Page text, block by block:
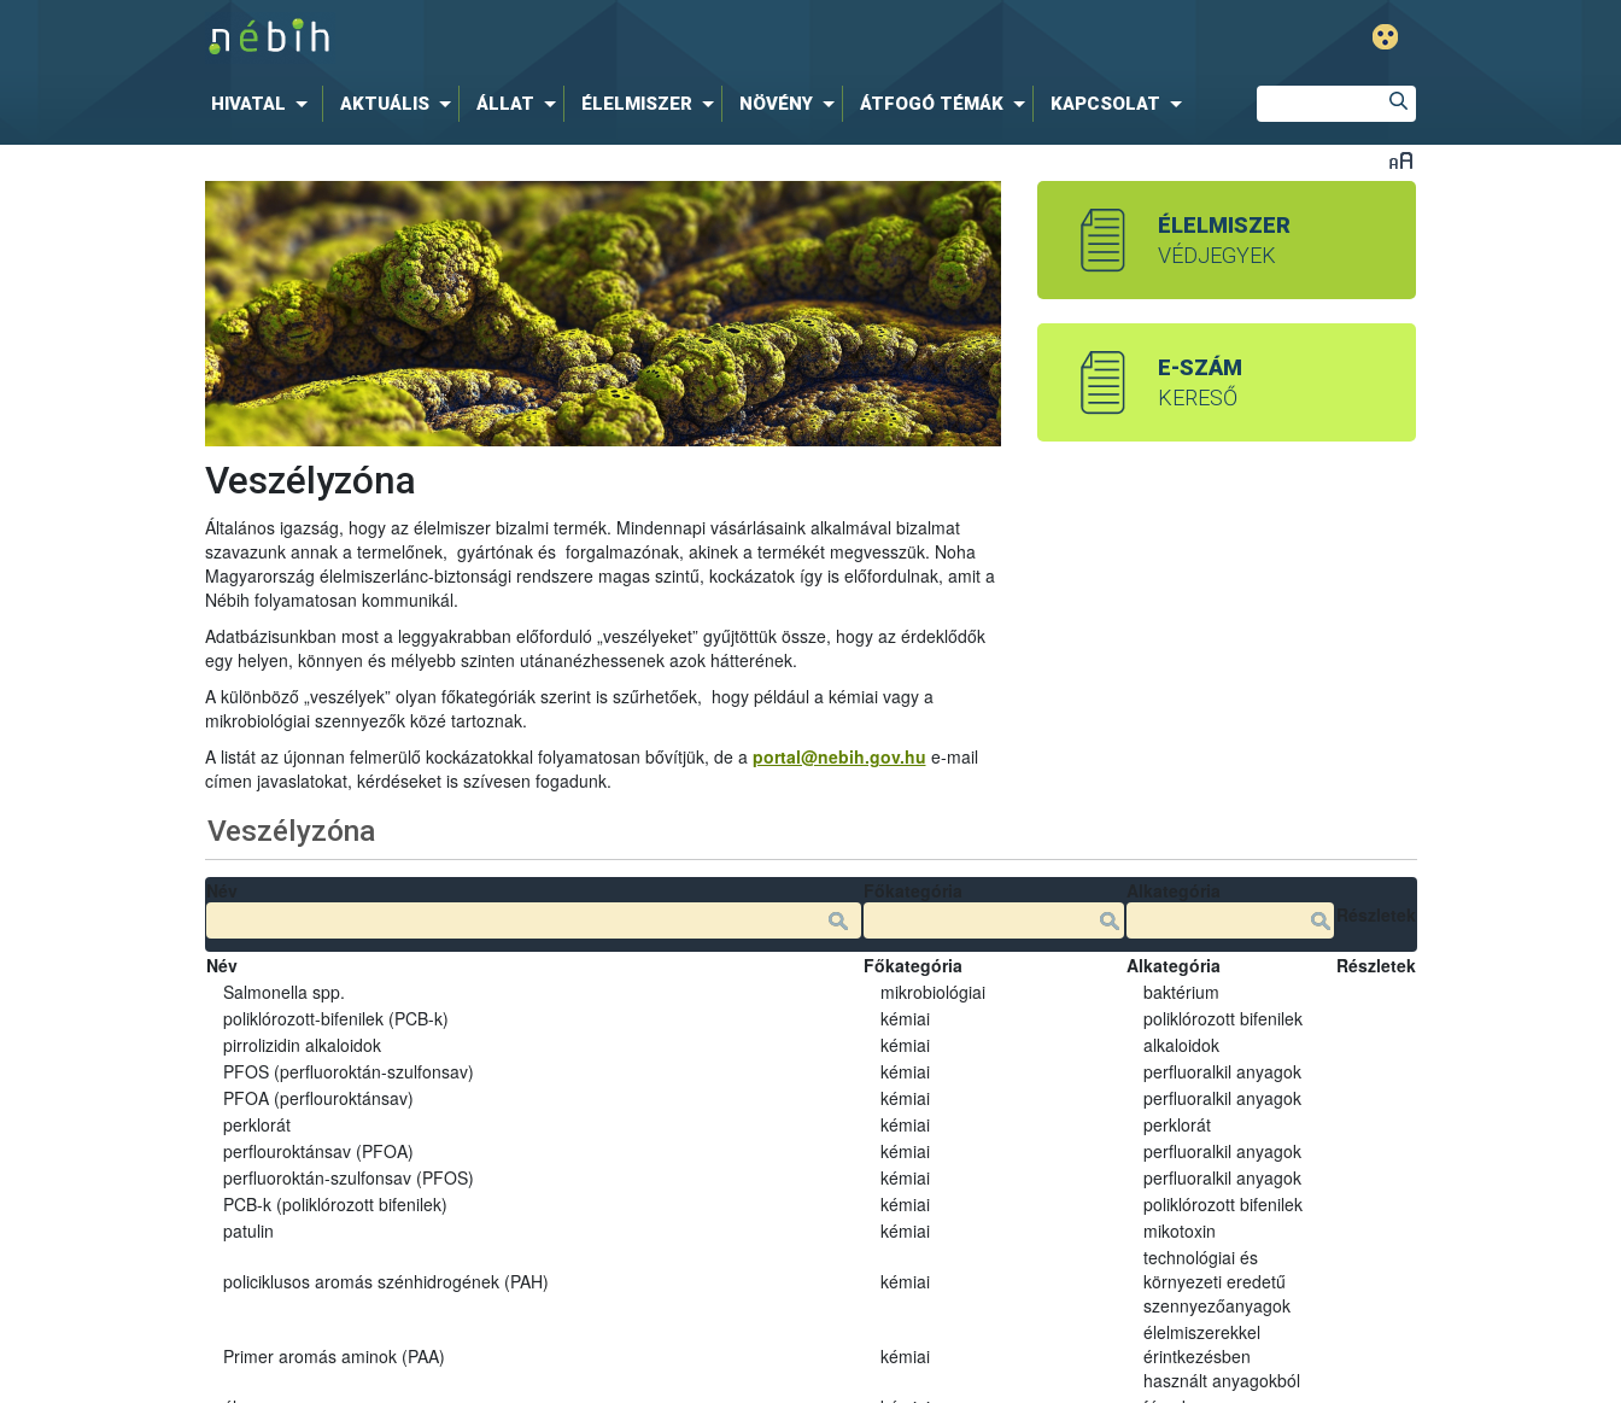
HIVATAL AKTUÁLIS ÁLLAT ÉLELMISZER NÖVÉNY ÁTFOGÓ TÉMÁK KAPCSOLAT
Veszélyzóna
Általános igazság, hogy az élelmiszer bizalmi termék. Mindennapi vásárlásaink alkalmával bizalmat
szavazunk annak a termelőnek, gyártónak és forgalmazónak, akinek a termékét megvesszük. Noha
Magyarország élelmiszerlánc-biztonsági rendszere magas szintű, kockázatok így is előfordulnak, amit a
Nébih folyamatosan kommunikál.
Adatbázisunkban most a leggyakrabban előforduló „veszélyeket” gyűjtöttük össze, hogy az érdeklődők
egy helyen, könnyen és mélyebb szinten utánanézhessenek azok hátterének.
A különböző „veszélyek” olyan főkategóriák szerint is szűrhetőek, hogy például a kémiai vagy a
mikrobiológiai szennyezők közé tartoznak.
A listát az újonnan felmerülő kockázatokkal folyamatosan bővítjük, de a portal@nebih.gov.hu e-mail
címen javaslatokat, kérdéseket is szívesen fogadunk.
ÉLELMISZER
VÉDJEGYEK
E-SZÁM
KERESŐ
Veszélyzóna
Név Főkategória Alkategória
Részletek
Salmonella spp.
mikrobiológiai
baktérium
poliklórozott-bifenilek (PCB-k)
kémiai
poliklórozott bifenilek
pirrolizidin alkaloidok
kémiai
alkaloidok
PFOS (perfluoroktán-szulfonsav)
kémiai
perfluoralkil anyagok
PFOA (perflouroktánsav)
kémiai
perfluoralkil anyagok
perklorát
kémiai
perklorát
perflouroktánsav (PFOA)
kémiai
perfluoralkil anyagok
perfluoroktán-szulfonsav (PFOS)
kémiai
perfluoralkil anyagok
PCB-k (poliklórozott bifenilek)
kémiai
poliklórozott bifenilek
patulin
kémiai mikotoxin
policiklusos aromás szénhidrogének (PAH) kémiai
technológiai és
környezeti eredetű
szennyezőanyagok
Primer aromás aminok (PAA) kémiai
élelmiszerekkel
érintkezésben
használt anyagokból